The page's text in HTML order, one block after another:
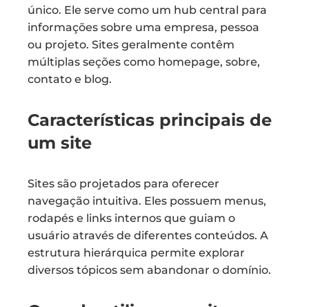
único. Ele serve como um hub central para
informações sobre uma empresa, pessoa
ou projeto. Sites geralmente contêm
múltiplas seções como homepage, sobre,
contato e blog.
Características principais de
um site
Sites são projetados para oferecer
navegação intuitiva. Eles possuem menus,
rodapés e links internos que guiam o
usuário através de diferentes conteúdos. A
estrutura hierárquica permite explorar
diversos tópicos sem abandonar o domínio.